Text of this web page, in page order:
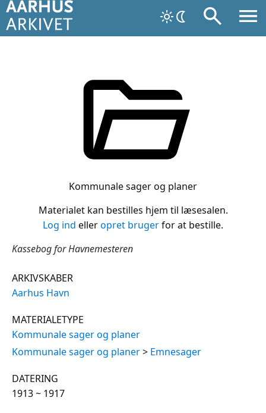
Kommunale sager og planer
Materialet kan bestilles hjem til læsesalen.
Log ind elleropret brugerfor at bestille.
Kassebog for Havnemesteren
ARKIVSKABER
Aarhus Havn
MATERIALETYPE
Kommunale sager og planer
Kommunale sager og planer> Emnesager
DATERING
1913 ~ 1917